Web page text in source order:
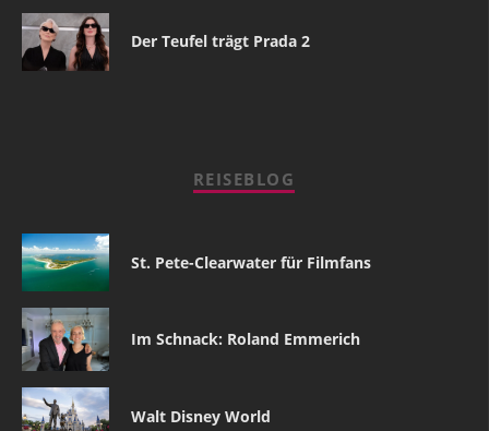
Der Teufel trägt Prada 2
REISEBLOG
St. Pete-Clearwater für Filmfans
Im Schnack: Roland Emmerich
Walt Disney World